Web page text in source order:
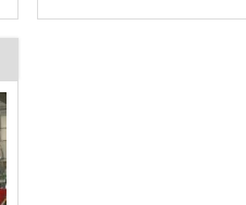
finoIntrodução do produto: